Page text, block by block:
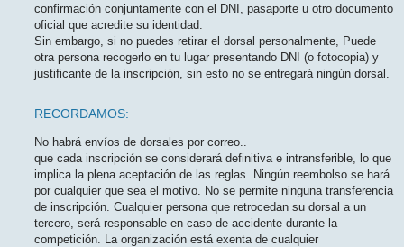
confirmación conjuntamente con el DNI, pasaporte u otro documento
oficial que acredite su identidad.
Sin embargo, si no puedes retirar el dorsal personalmente, Puede
otra persona recogerlo en tu lugar presentando DNI (o fotocopia) y
justificante de la inscripción, sin esto no se entregará ningún dorsal.
RECORDAMOS:
No habrá envíos de dorsales por correo..
que cada inscripción se considerará definitiva e intransferible, lo que
implica la plena aceptación de las reglas. Ningún reembolso se hará
por cualquier que sea el motivo. No se permite ninguna transferencia
de inscripción. Cualquier persona que retrocedan su dorsal a un
tercero, será responsable en caso de accidente durante la
competición. La organización está exenta de cualquier